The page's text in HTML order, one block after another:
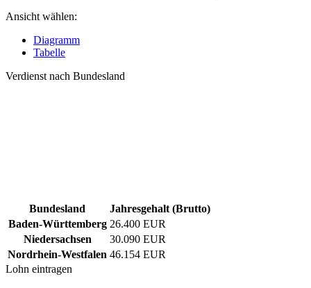
Ansicht wählen:
Diagramm
Tabelle
Verdienst nach Bundesland
Bundesland
Jahresgehalt (Brutto)
Baden-Württemberg 26.400 EUR
Niedersachsen
30.090 EUR
Nordrhein-Westfalen 46.154 EUR
Lohn eintragen